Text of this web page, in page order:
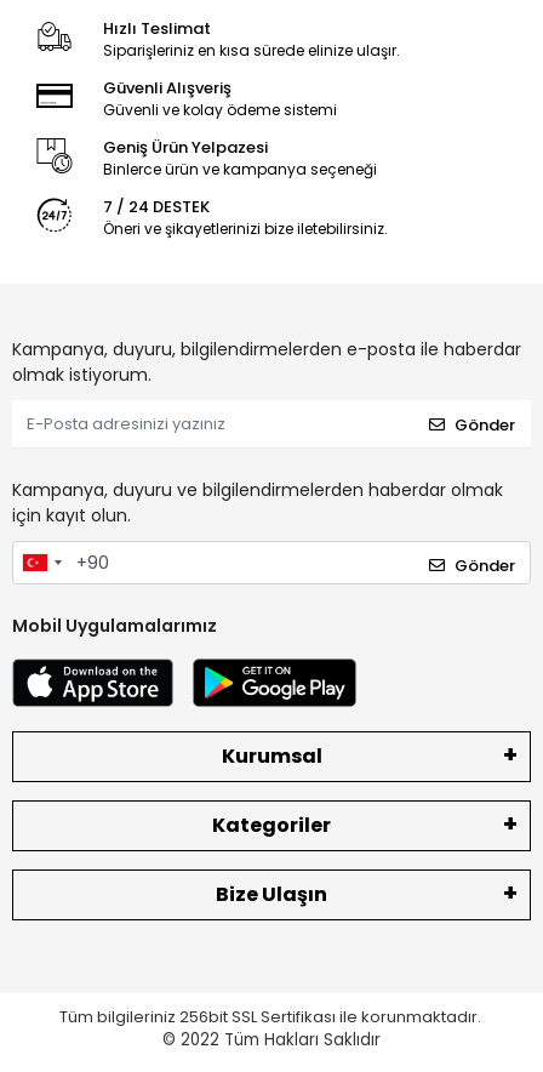
Hızlı Teslimat
Siparişleriniz en kısa sürede elinize ulaşır.
Güvenli Alışveriş
Güvenli ve kolay ödeme sistemi
Geniş Ürün Yelpazesi
Binlerce ürün ve kampanya seçeneği
7 / 24 DESTEK
Öneri ve şikayetlerinizi bize iletebilirsiniz.
Kampanya, duyuru, bilgilendirmelerden e-posta ile haberdar
olmak istiyorum.
Gönder
Kampanya, duyuru ve bilgilendirmelerden haberdar olmak
için kayıt olun.
Gönder
Mobil Uygulamalarımız
Kurumsal
Kategoriler
Bize Ulaşın
Tüm bilgileriniz 256bit SSL Sertifikası ile korunmaktadır.
© 2022 Tüm Hakları Saklıdır